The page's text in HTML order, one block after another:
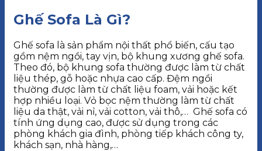
Ghế Sofa Là Gì?
Ghế sofa là sản phẩm nội thất phổ biến, cấu tạo
gồm nệm ngồi, tay vịn, bộ khung xương ghế sofa.
Theo đó, bộ khung sofa thường được làm từ chất
liệu thép, gỗ hoặc nhựa cao cấp. Đệm ngồi
thường được làm từ chất liệu foam, vải hoặc kết
hợp nhiều loại. Vỏ bọc nệm thường làm từ chất
liệu da thật, vải nỉ, vải cotton, vải thô,… Ghế sofa có
tính ứng dụng cao, được sử dụng trong các
phòng khách gia đình, phòng tiếp khách công ty,
khách sạn, nhà hàng,…